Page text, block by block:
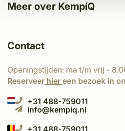
Meer over KempíQ
Contact
Openingstijden: ma t/m vrij -
Reserveer hier een bezoek in
+31 488-759011
info@kempiq.nl
+31 488-759011